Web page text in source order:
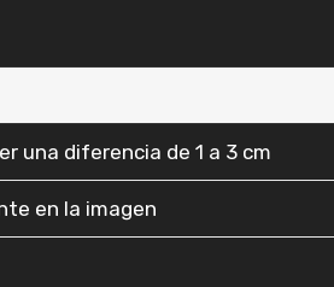
una diferencia de 1 a 3 cm
en la imagen